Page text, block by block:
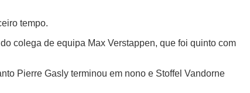
tempo.
colega de equipa Max Verstappen, que foi quinto com
Pierre Gasly terminou em nono e Stoffel Vandorne